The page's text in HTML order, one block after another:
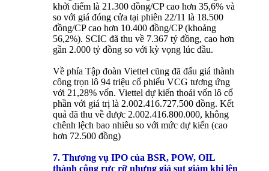
khởi điểm là 21.300 đồng/CP cao hơn 35,6% và
so với giá đóng cửa tại phiên 22/11 là 18.500
đồng/CP cao hơn 10.400 đồng/CP (khoảng
56,2%). SCIC đã thu về 7.367 tỷ đồng, cao hơn
gần 2.000 tỷ đồng so với kỳ vọng lúc đầu.
Về phía Tập đoàn Viettel cũng đã đấu giá thành
công trọn lô 94 triệu cổ phiếu VCG tương ứng
với 21,28% vốn. Viettel dự kiến thoái vốn lô cổ
phần với giá trị là 2.002.416.727.500 đồng. Kết
quả đã thu về được 2.002.416.800.000, không
chênh lệch bao nhiêu so với mức dự kiến (cao
hơn 72.500 đồng)
7. Thương vụ IPO của BSR, POW, OIL
thành công rực rỡ nhưng giá sụt giảm khi lên